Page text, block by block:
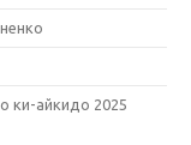
ки-айкидо 2025